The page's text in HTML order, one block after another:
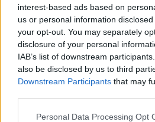
interest-based ads based on
us or personal information
your opt-out. You may separately
disclosure of your personal
IAB’s list of downstream
also be disclosed by us to third
Downstream Participants that may
Personal Data Processing Opt
Τελευταία Νέα
9 πράγματα που δεν πρέπει
λέτε σε έναν επισκέπτη
27 Φεβρουαρίου 2026
γεννηθεί μέσω